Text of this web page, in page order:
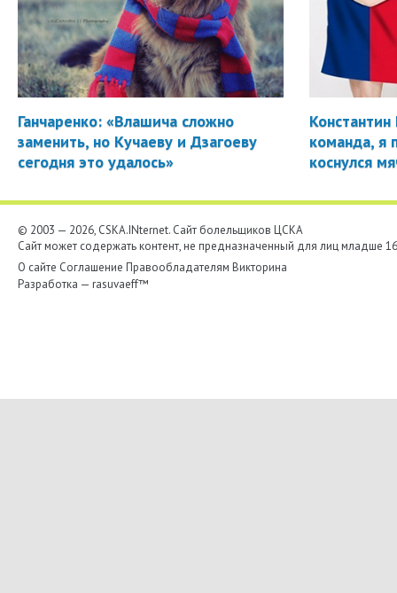
Ганчаренко: «Влашича сложно
заменить, но Кучаеву и Дзагоеву
сегодня это удалось»
Константин
команда, я
коснулся
© 2003 — 2026, CSKA.INternet. Cайт болельщиков ЦСКА
Сайт может содержать контент, не предназначенный для лиц младше
О сайте Соглашение Правообладателям Викторина
Разработка — rasuvaeff™